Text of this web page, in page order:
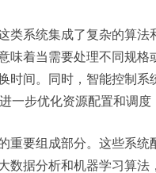
类系统集成了复杂的算
味着当需要处理不同规格
时间。同时，智能控制系
一步优化资源配置和调度
重要组成部分。这些系统
数据分析和机器学习算法